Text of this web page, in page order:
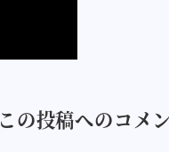
この投稿へのコメ